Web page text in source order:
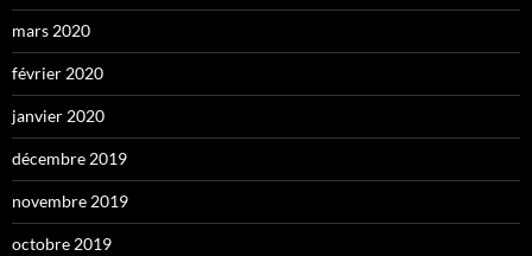
mars 2020
février 2020
janvier 2020
décembre 2019
novembre 2019
octobre 2019